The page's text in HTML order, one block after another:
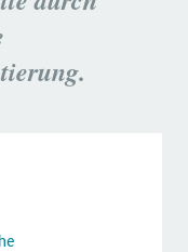
von Unternehmenssoftware?
in Enterprise-KI